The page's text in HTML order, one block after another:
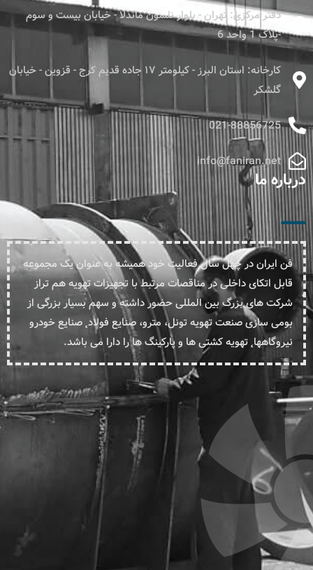
دفتر مرکزی: تهران - بلوار نلسون ماندلا - خیابان بیست و سوم
-پلاک 1 واحد 6
کارخانه: استان البرز - کیلومتر ۱۷ جاده قدیم کرج - قزوین - خیابان
گلشکر
021-88856725
info@faniran.net
درباره ما
فن ایران در چهل سال فعالیت خود همیشه به عنوان یک مجموعه
قابل اتکای داخلی در مناقصات مرتبط با تجهیزات تهویه هم تراز
شرکت های بزرگ بین المللی حضور داشته و سهم بسیار بزرگی از
بومی سازی صنعت تهویه تونل، مترو، صنایع فولاد˛ صنایع خودرو
نیروگاهها˛ تهویه کشتی ها و پارکینگ ها را دارا می باشد.